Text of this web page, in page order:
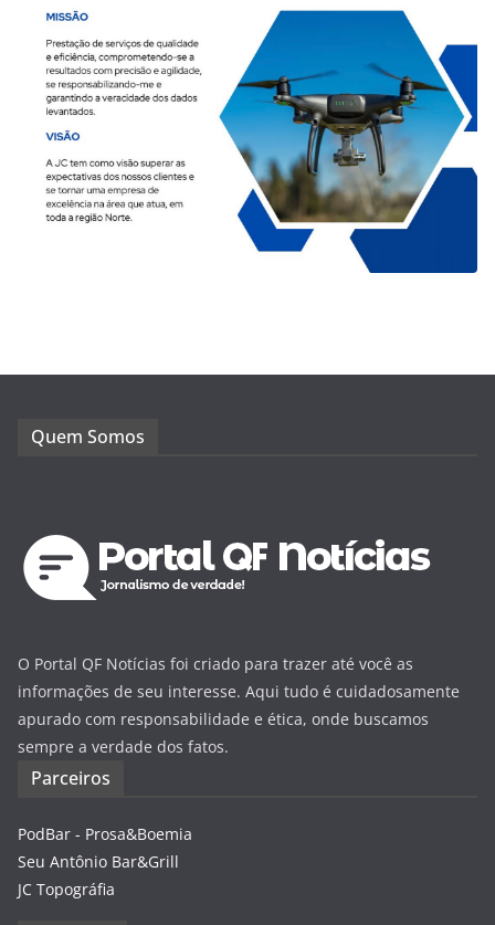
Quem Somos
O Portal QF Notícias foi criado para trazer até você as
informações de seu interesse. Aqui tudo é cuidadosamente
apurado com responsabilidade e ética, onde buscamos
sempre a verdade dos fatos.
Parceiros
PodBar - Prosa&Boemia
Seu Antônio Bar&Grill
JC Topográfia